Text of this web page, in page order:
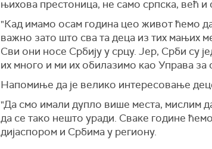
њихова престоница, не само српска, већ и
"Кад имамо осам година цео живот ћемо
важно зато што сва та деца из тих мањих
Сви они носе Србију у срцу. Јер, Срби су
их много и ми их обилазимо као Управа за
Напомиње да је велико интересовање
"Да смо имали дупло више места, мислим
да се тако нешто уради. Сваке године
дијаспором и Србима у региону.